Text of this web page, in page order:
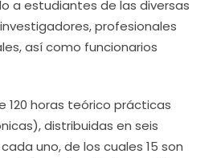
a estudiantes de las diversas
profesionales
así como funcionarios
120 horas teórico prácticas
distribuidas en seis
uno, de los cuales 15 son